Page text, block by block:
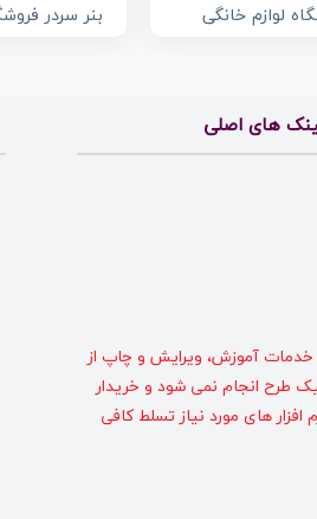
لوازم خانگی بنر سردر
های اصلی
آموزش، ویرایش و چاپ از
طرح انجام نمی شود و خریدار
های مورد نیاز تسلط کافی